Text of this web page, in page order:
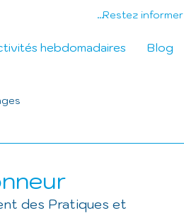
Restez informer...
hebdomadaires Blog
des Pratiques et